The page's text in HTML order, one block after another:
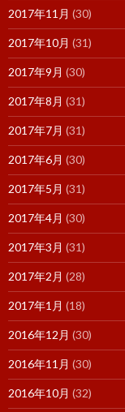
2017年11月 (30)
2017年10月 (31)
2017年9月 (30)
2017年8月 (31)
2017年7月 (31)
2017年6月 (30)
2017年5月 (31)
2017年4月 (30)
2017年3月 (31)
2017年2月 (28)
2017年1月 (18)
2016年12月 (30)
2016年11月 (30)
2016年10月 (32)